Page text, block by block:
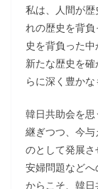
私は、人間が
れの歴史を背
史を背負った
新たな歴史を
らに深く豊かな
韓日共助会を
継ぎつつ、今
のとして発展
安婦問題など
からこそ、韓